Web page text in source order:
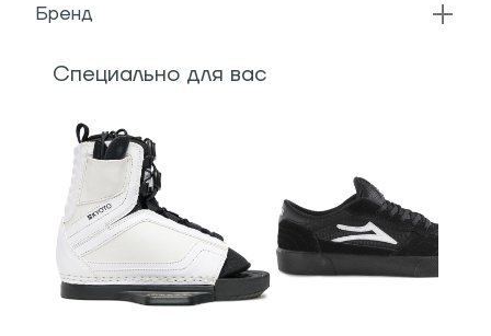
Бренд
Специально для вас